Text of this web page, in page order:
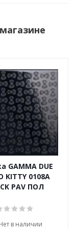
GAMMA DUE
KITTY 0108A
PAV ПОЛ
в наличии